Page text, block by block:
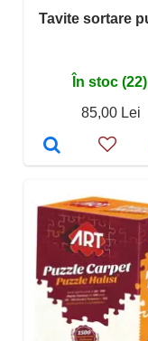
Tavite sortare
În stoc (22)
85,00 Lei